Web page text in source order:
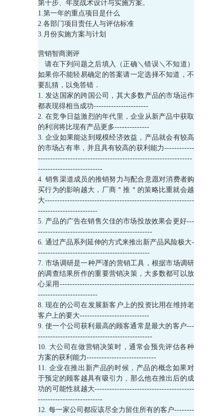
第十步、年度战术设计与实施方案。
1.第一年的重点项目是什么
2.各部门项目责任人与评估标准
3.月份实施方案与计划
营销智商测评
请在下列问题之后填入（正确＼错误＼不知道）
如果你不能轻易确定的答案请一定选择不知道，不
要乱猜，以免答错．
1. 发达国家的跨国公司，其大多数产品的市场运作
都表现得相当成功----------------------
2. 在竞争日益激烈的年代里，企业从新产品中获取
的利润将比现有产品更多--------------
3. 企业如果能达到规模经济效益，产品就会有较高
的市场占有率，并且具有较高的获利能力------------
--------------------------------------------------------------
--------------------------
4. 销售渠道成员的推销努力与配合意愿对消费者购
买行为的影响越大，厂商＂推＂的策略比重就会越
大------------------------------------------------------------
------------------------
5. 产品的广告在销售欠佳的市场投放效果会更好---
----------------------------------------------
6. 通过产品系列延伸的方式来推出新产品风险极大-
---------------------------------------------
7. 市场调研是一种严谨的营销工具，根据市场调研
的调查结果所作的重要营销决策，大多数都可以放
心采用------------------------------------------------------
------------------------
8. 现在的公司在发展新客户上的投资比用在维持老
客户上的要大----------------------------
9. 使一个公司获利最高的顾客通常是最大的客户---
----------------------------------------------
10. 大公司在做营销决策时，通常会预先评估各种
方案的获利能力----------------------------
11. 企业在推出新产品的时候，产品的概念如果对
于预定的顾客越具有吸引力，那么他在推出后的成
功的可能性就越大----------------------------------------
--------------------------
12. 每一家公司都应该尽全力留住所有的客户--------